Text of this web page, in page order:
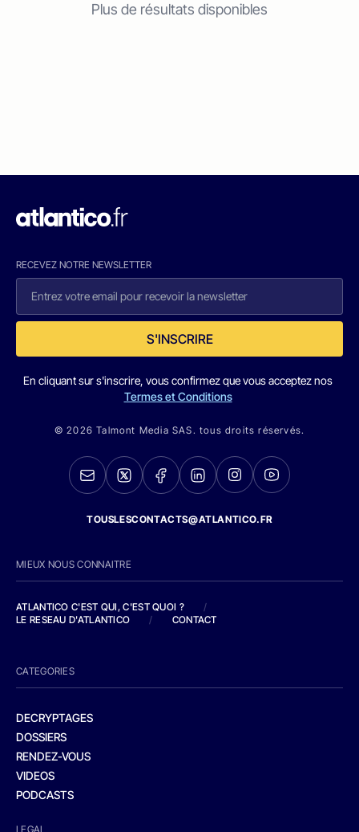
Plus de résultats disponibles
RECEVEZ NOTRE NEWSLETTER
S'INSCRIRE
En cliquant sur s'inscrire, vous confirmez que vous acceptez nos
Termes et Conditions
© 2026 Talmont Media SAS. tous droits réservés.
TOUSLESCONTACTS@ATLANTICO.FR
MIEUX NOUS CONNAITRE
ATLANTICO C'EST QUI, C'EST QUOI ?
/
LE RESEAU D'ATLANTICO
/ CONTACT
CATEGORIES
DECRYPTAGES
DOSSIERS
RENDEZ-VOUS
VIDEOS
PODCASTS
LEGAL